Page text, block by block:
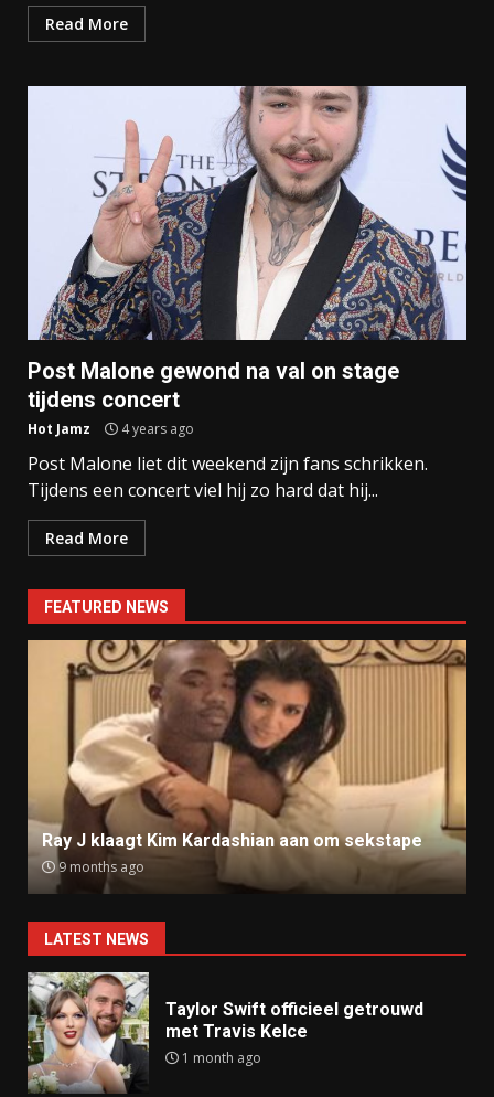
Read More
Post Malone gewond na val on stage
tijdens concert
Hot Jamz 4 years ago
Post Malone liet dit weekend zijn fans schrikken.
Tijdens een concert viel hij zo hard dat hij...
Read More
FEATURED NEWS
Ray J klaagt Kim Kardashian aan om sekstape
9 months ago
LATEST NEWS
Taylor Swift officieel getrouwd
met Travis Kelce
1 month ago